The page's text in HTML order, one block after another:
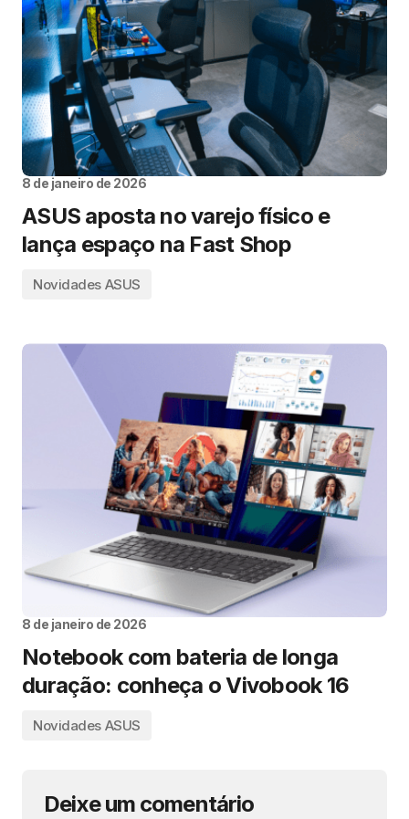
8 de janeiro de 2026
ASUS aposta no varejo físico e
lança espaço na Fast Shop
Novidades ASUS
8 de janeiro de 2026
Notebook com bateria de longa
duração: conheça o Vivobook 16
Novidades ASUS
Deixe um comentário